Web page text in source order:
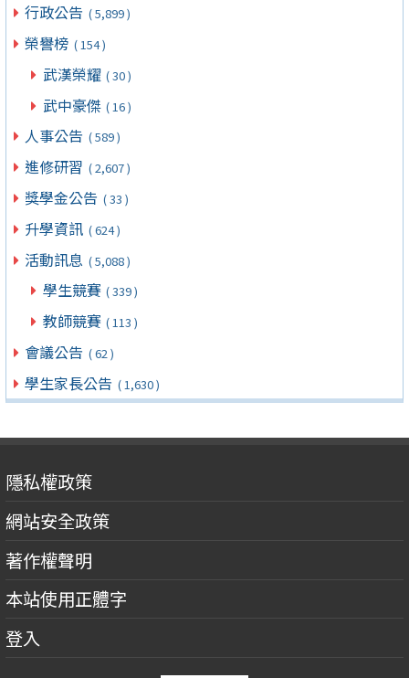
行政公告 ( 5,899 )
榮譽榜 ( 154 )
武漢榮耀 ( 30 )
武中豪傑 ( 16 )
人事公告 ( 589 )
進修研習 ( 2,607 )
獎學金公告 ( 33 )
升學資訊 ( 624 )
活動訊息 ( 5,088 )
學生競賽 ( 339 )
教師競賽 ( 113 )
會議公告 ( 62 )
學生家長公告 ( 1,630 )
隱私權政策
網站安全政策
著作權聲明
本站使用正體字
登入